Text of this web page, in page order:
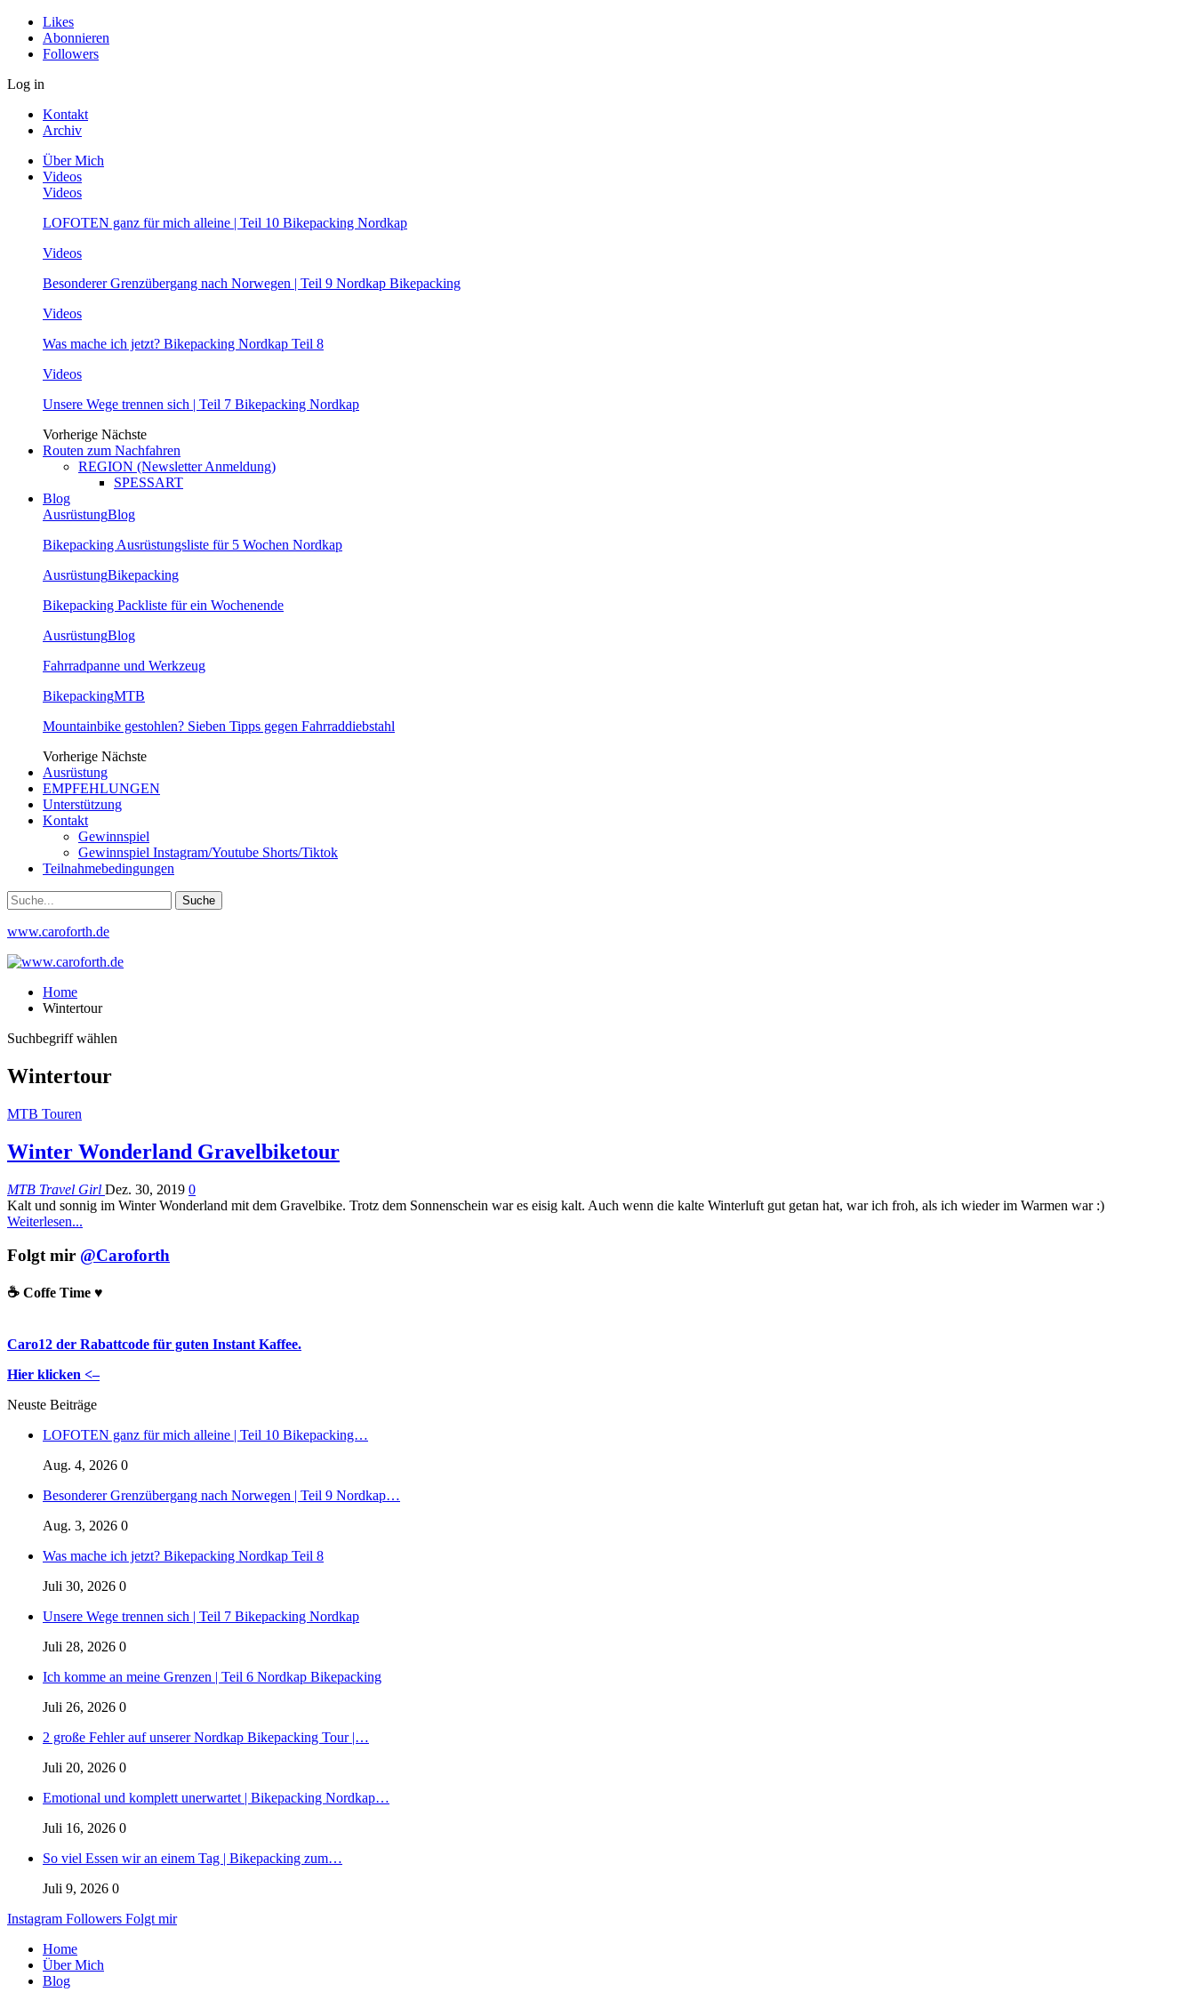
Likes
Abonnieren
Followers
Log in
Kontakt
Archiv
Über Mich
Videos
Videos
LOFOTEN ganz für mich alleine | Teil 10 Bikepacking Nordkap
Videos
Besonderer Grenzübergang nach Norwegen | Teil 9 Nordkap Bikepacking
Videos
Was mache ich jetzt? Bikepacking Nordkap Teil 8
Videos
Unsere Wege trennen sich | Teil 7 Bikepacking Nordkap
Vorherige Nächste
Routen zum Nachfahren
REGION (Newsletter Anmeldung)
SPESSART
Blog
AusrüstungBlog
Bikepacking Ausrüstungsliste für 5 Wochen Nordkap
AusrüstungBikepacking
Bikepacking Packliste für ein Wochenende
AusrüstungBlog
Fahrradpanne und Werkzeug
BikepackingMTB
Mountainbike gestohlen? Sieben Tipps gegen Fahrraddiebstahl
Vorherige Nächste
Ausrüstung
EMPFEHLUNGEN
Unterstützung
Kontakt
Gewinnspiel
Gewinnspiel Instagram/Youtube Shorts/Tiktok
Teilnahmebedingungen
www.caroforth.de
Home
Wintertour
Suchbegriff wählen
Wintertour
MTB Touren
Winter Wonderland Gravelbiketour
MTB Travel Girl Dez. 30, 2019 0
Kalt und sonnig im Winter Wonderland mit dem Gravelbike. Trotz dem Sonnenschein war es eisig kalt. Auch wenn die kalte Winterluft gut getan hat, war ich froh, als ich wieder im Warmen war :)
Weiterlesen...
Folgt mir @Caroforth
☕️ Coffe Time ♥️
Caro12 der Rabattcode für guten Instant Kaffee.
Hier klicken <–
Neuste Beiträge
LOFOTEN ganz für mich alleine | Teil 10 Bikepacking…
Aug. 4, 2026 0
Besonderer Grenzübergang nach Norwegen | Teil 9 Nordkap…
Aug. 3, 2026 0
Was mache ich jetzt? Bikepacking Nordkap Teil 8
Juli 30, 2026 0
Unsere Wege trennen sich | Teil 7 Bikepacking Nordkap
Juli 28, 2026 0
Ich komme an meine Grenzen | Teil 6 Nordkap Bikepacking
Juli 26, 2026 0
2 große Fehler auf unserer Nordkap Bikepacking Tour |…
Juli 20, 2026 0
Emotional und komplett unerwartet | Bikepacking Nordkap…
Juli 16, 2026 0
So viel Essen wir an einem Tag | Bikepacking zum…
Juli 9, 2026 0
Instagram Followers Folgt mir
Home
Über Mich
Blog